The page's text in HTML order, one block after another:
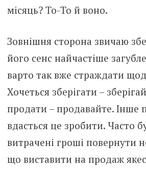
місяць? То-То й воно.
Зовнішня сторона звичаю
його сенс найчастіше
варто так вже страждати
Хочеться зберігати –
продати – продавайте. Інше
вдасться це зробити. Часто
витрачені гроші повернути
що виставити на продаж